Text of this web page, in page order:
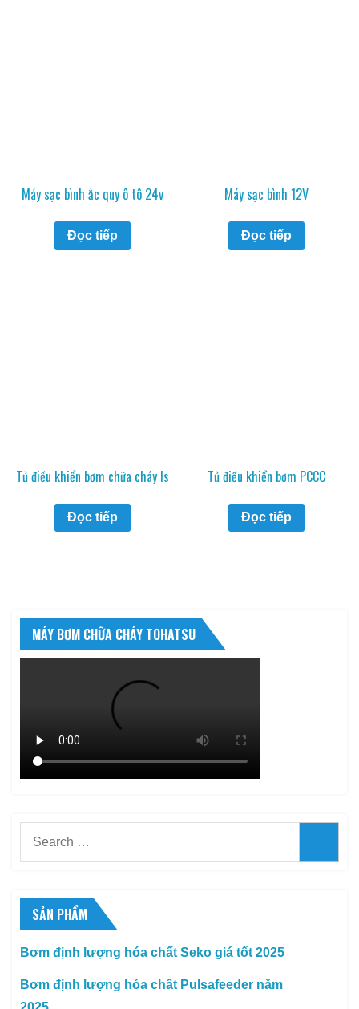
Máy sạc bình ắc quy ô tô 24v
Đọc tiếp
Máy sạc bình 12V
Đọc tiếp
Tủ điều khiển bơm chữa cháy ls
Đọc tiếp
Tủ điều khiển bơm PCCC
Đọc tiếp
MÁY BƠM CHỮA CHÁY TOHATSU
SẢN PHẨM
Bơm định lượng hóa chất Seko giá tốt 2025
Bơm định lượng hóa chất Pulsafeeder năm